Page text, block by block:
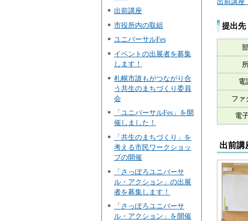
出前講座
市役所内の取組
ユニバーサルFes
イベントの出展者を募集
します！
札幌市誰もがつながり合
う共生のまちづくり委員
会
「ユニバーサルFes」を開
催しました！
「共生のまちづくり」を
考える市民ワークショッ
プの開催
「さっぽろユニバーサ
ル・アクション」の出展
者を募集します！
「さっぽろユニバーサ
ル・アクション」を開催
出前講座
提出先
電
ファ
電
出前講